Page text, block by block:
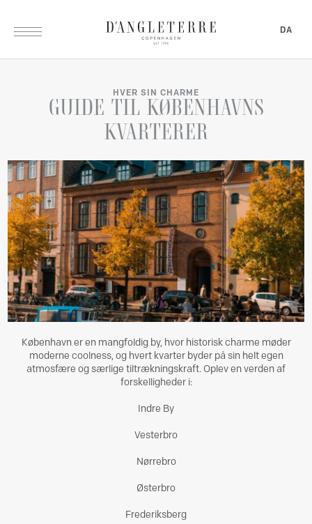
DA
HVER SIN CHARME
GUIDE TIL KØBENHAVNS
KVARTERER
København er en mangfoldig by, hvor historisk charme møder
moderne coolness, og hvert kvarter byder på sin helt egen
atmosfære og særlige tiltrækningskraft. Oplev en verden af
forskelligheder i:
Indre By
Vesterbro
Nørrebro
Østerbro
Frederiksberg